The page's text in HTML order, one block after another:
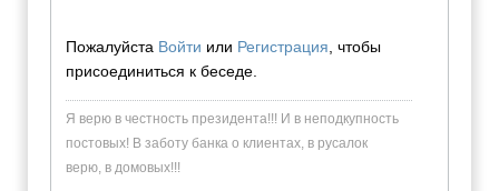
Пожалуйста Войти или Регистрация, чтобы
присоединиться к беседе.
Я верю в честность президента!!! И в неподкупность
постовых! В заботу банка о клиентах, в русалок
верю, в домовых!!!